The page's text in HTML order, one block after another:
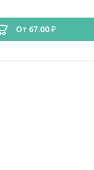
от 67.00 ₽